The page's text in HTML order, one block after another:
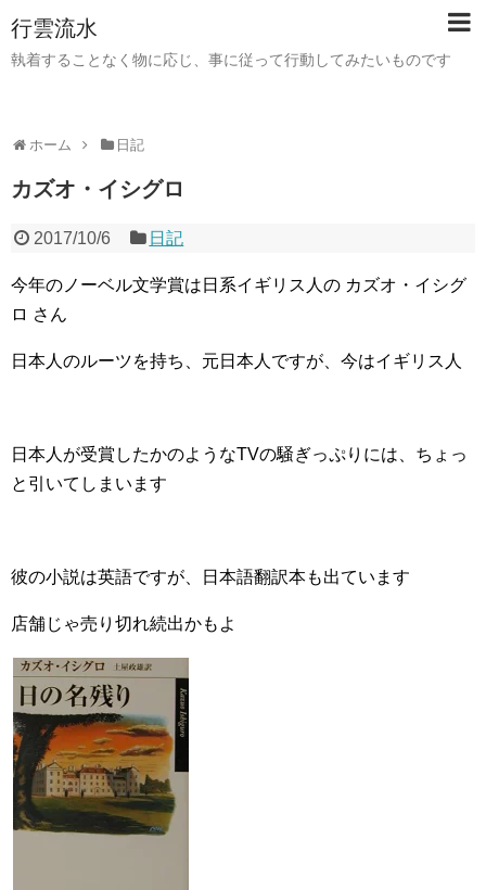
行雲流水
執着することなく物に応じ、事に従って行動してみたいものです
ホーム 日記
カズオ・イシグロ
2017/10/6 日記
今年のノーベル文学賞は日系イギリス人の カズオ・イシグ
ロ さん
日本人のルーツを持ち、元日本人ですが、今はイギリス人
日本人が受賞したかのようなTVの騒ぎっぷりには、ちょっ
と引いてしまいます
彼の小説は英語ですが、日本語翻訳本も出ています
店舗じゃ売り切れ続出かもよ